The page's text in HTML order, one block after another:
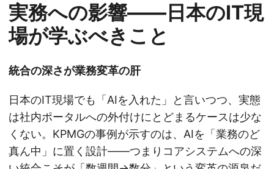
実務への影響——日本のIT現
場が学ぶべきこと
統合の深さが業務変革の肝
日本のIT現場でも「AIを入れた」と言いつつ、実態
は社内ポータルへの外付けにとどまるケースは少な
くない。KPMGの事例が示すのは、AIを「業務のど
真ん中」に置く設計——つまりコアシステムへの深